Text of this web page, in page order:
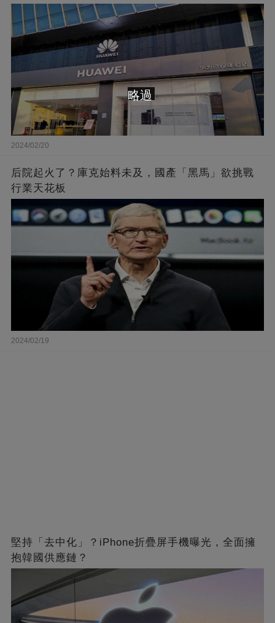
2024/02/20
后院起火了？庫克始料未及，國產「黑馬」欲挑戰
行業天花板
2024/02/19
堅持「去中化」？iPhone折疊屏手機曝光，全面擁
抱韓國供應鏈？
略過